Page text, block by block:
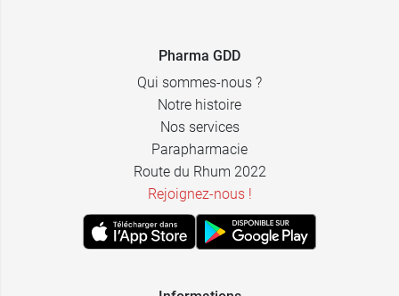
Pharma GDD
Qui sommes-nous ?
Notre histoire
Nos services
Parapharmacie
Route du Rhum 2022
Rejoignez-nous !